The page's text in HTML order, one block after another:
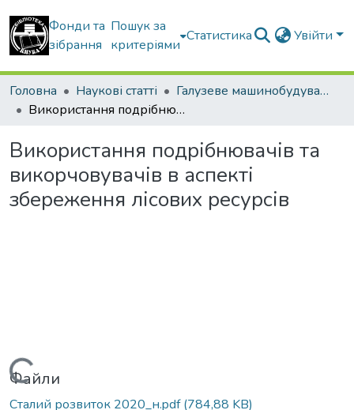
Фонди та
зібрання
Пошук за
критеріями
Статистика Увійти
Головна Наукові статті
Галузеве машинобудування
Використання подрібнювачів та викорчовувачів в аспекті збереження лісових ресурсів
Використання подрібнювачів та
викорчовувачів в аспекті
збереження лісових ресурсів
Файли
Сталий розвиток 2020_н.pdf(784,88 KB)